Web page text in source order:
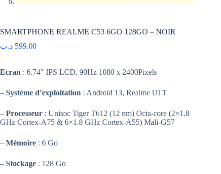
SMARTPHONE REALME C53 6GO 128GO – NOIR
599.00 د.ت
Ecran : 6.74″ IPS LCD, 90Hz 1080 x 2400Pixels
– Système d’exploitation : Android 13, Realme UI T
– Processeur : Unisoc Tiger T612 (12 nm) Octa-core (2×1.8
GHz Cortex-A75 & 6×1.8 GHz Cortex-A55) Mali-G57
– Mémoire : 6 Go
– Stockage : 128 Go